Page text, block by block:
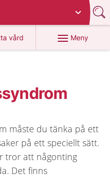
vård
1177.se
Meny
måste du tänka på ett
på ett speciellt sätt.
tror att någonting
Det finns